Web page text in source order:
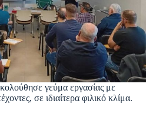
γεύμα εργασίας με
σε ιδιαίτερα φιλικό κλίμα.